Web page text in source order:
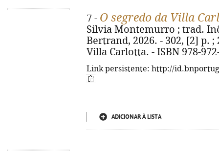
7 - O segredo da Villa
Silvia Montemurro ; trad.
Bertrand, 2026. - 302, [2] p.
Villa Carlotta. - ISBN 978-
Link persistente: http://
ADICIONAR À LISTA